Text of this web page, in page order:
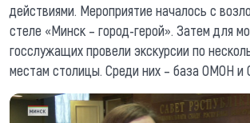
действиями. Мероприятие началось с
стеле «Минск – город-герой». Затем для
госслужащих провели экскурсии по
местам столицы. Среди них – база ОМОН и